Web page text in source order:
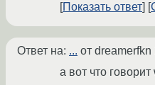
Показать ответ
Ответ на: ... от dreamerfkn
а вот что говорит